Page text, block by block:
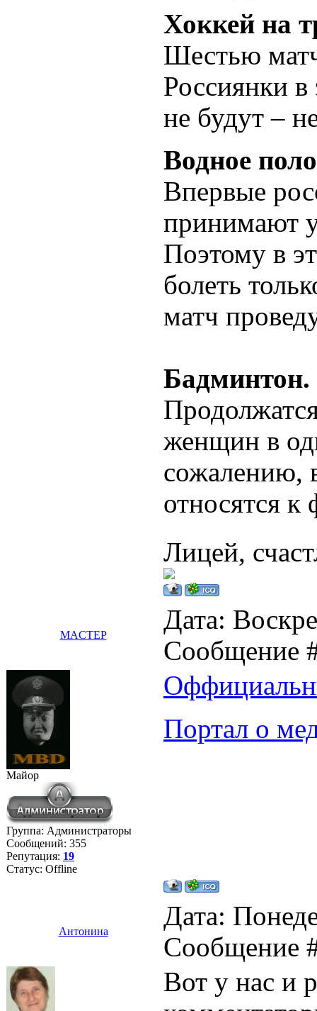
Хоккей на
Шестью
Россиянки в
не будут –
Водное
Впервые
принимают
Поэтому в
болеть
матч
Бадминтон.
женщин в
сожалению,
относятся к
Лицей,
MACTEP
Дата:
Сообщение
Майор
Группа: Администраторы
Сообщений: 355
Репутация: 19
Статус: Offline
Портал о
Антонина
Дата:
Сообщение
Вот у нас и